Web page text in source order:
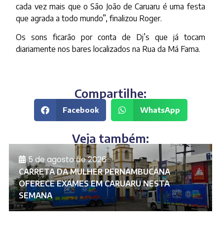
cada vez mais que o São João de Caruaru é uma festa
que agrada a todo mundo”, finalizou Roger.
Os sons ficarão por conta de Dj’s que já tocam
diariamente nos bares localizados na Rua da Má Fama.
Compartilhe:
Facebook WhatsApp
Veja também:
5 de agosto de 2026
CARRETA DA MULHER PERNAMBUCANA
OFERECE EXAMES EM CARUARU NESTA
SEMANA